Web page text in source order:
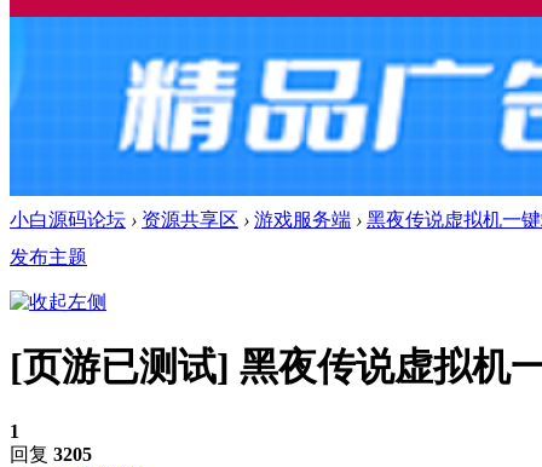
小白源码论坛 › 资源共享区 › 游戏服务端 › 黑夜传说虚拟机一
发布主题
[页游已测试] 黑夜传说虚拟机
1
回复 3205